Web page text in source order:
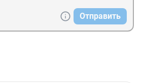
Отправить